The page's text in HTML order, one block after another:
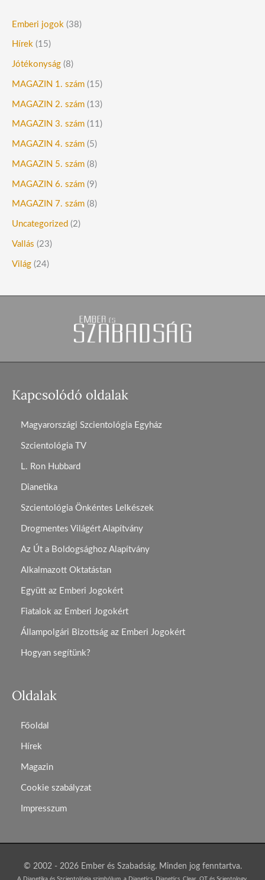
Emberi jogok (38)
Hírek (15)
Jótékonyság (8)
MAGAZIN 1. szám (15)
MAGAZIN 2. szám (13)
MAGAZIN 3. szám (11)
MAGAZIN 4. szám (5)
MAGAZIN 5. szám (8)
MAGAZIN 6. szám (9)
MAGAZIN 7. szám (8)
Uncategorized (2)
Vallás (23)
Világ (24)
Kapcsolódó oldalak
Magyarországi Szcientológia Egyház
Szcientológia TV
L. Ron Hubbard
Dianetika
Szcientológia Önkéntes Lelkészek
Drogmentes Világért Alapítvány
Az Út a Boldogsághoz Alapítvány
Alkalmazott Oktatástan
Együtt az Emberi Jogokért
Fiatalok az Emberi Jogokért
Állampolgári Bizottság az Emberi Jogokért
Hogyan segítünk?
Oldalak
Főoldal
Hírek
Magazin
Cookie szabályzat
Impresszum
© 2002 - 2026 Ember és Szabadság. Minden jog fenntartva.